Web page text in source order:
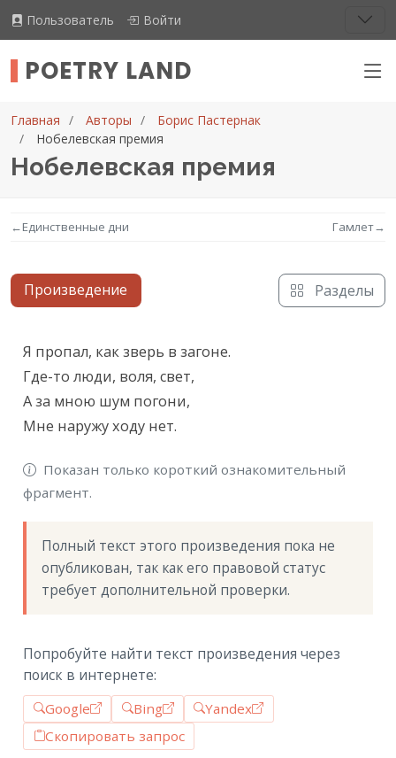
Пользователь Войти
POETRY LAND
Главная Авторы
Борис Пастернак
Нобелевская премия
Нобелевская премия
←Единственные дни Гамлет→
Произведение Разделы
Текст произведения
Я пропал, как зверь в загоне.
Где-то люди, воля, свет,
А за мною шум погони,
Мне наружу ходу нет.
Показан только короткий ознакомительный
фрагмент.
Полный текст этого произведения пока не
опубликован, так как его правовой статус
требует дополнительной проверки.
Попробуйте найти текст произведения через
поиск в интернете:
Google Bing
Yandex
Скопировать запрос